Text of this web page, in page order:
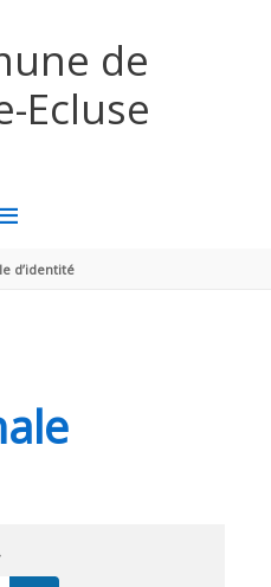
de
Ecluse
d’identité